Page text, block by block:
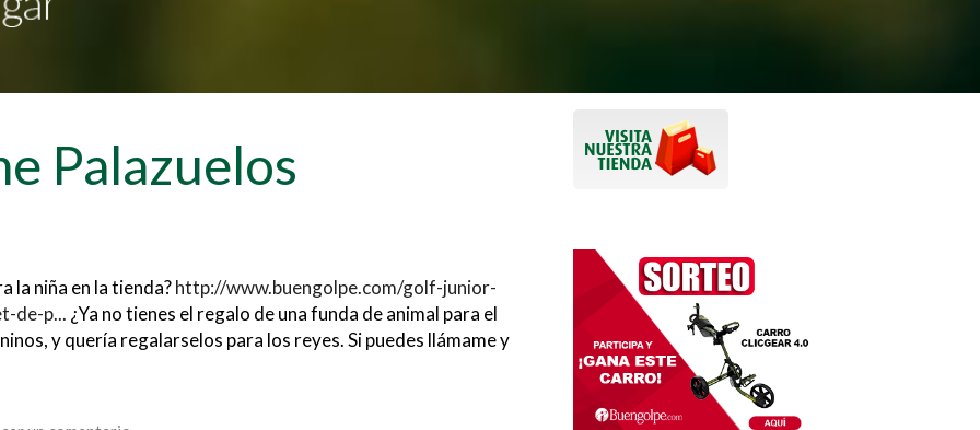
Palazuelos
la niña en la tienda?http://www.buengolpe.com/golf-junior-
de-p... ¿Ya no tienes el regalo de una funda de animal para el
y quería regalarselos para los reyes. Si puedes llámame y